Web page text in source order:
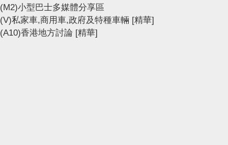
(M2)小型巴士多媒體分享區
(V)私家車,商用車,政府及特種車輛 [精華]
(A10)香港地方討論 [精華]